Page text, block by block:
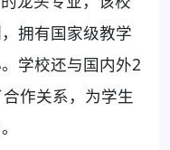
拥有国家级教学
学校还与国内外2
作关系，为学生